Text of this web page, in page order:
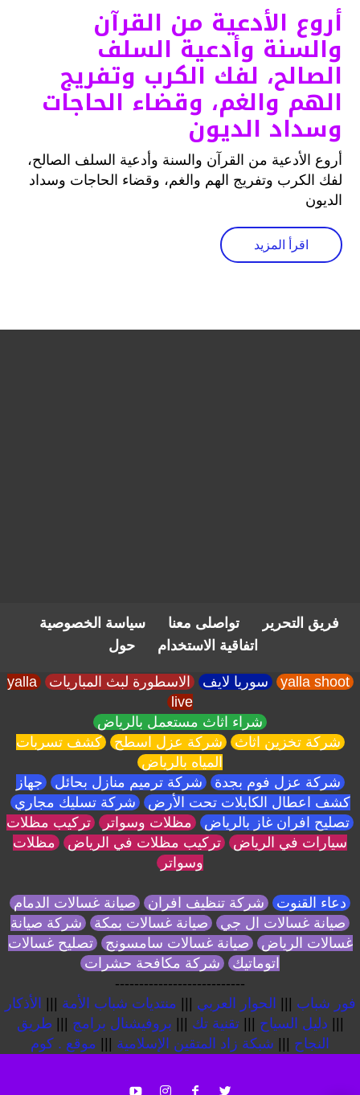
أروع الأدعية من القرآن
والسنة وأدعية السلف
الصالح، لفك الكرب وتفريج
الهم والغم، وقضاء الحاجات
وسداد الديون
أروع الأدعية من القرآن والسنة وأدعية السلف الصالح،
لفك الكرب وتفريج الهم والغم، وقضاء الحاجات وسداد
الديون
اقرأ المزيد
فريق التحرير تواصلى معنا
سياسة الخصوصية
اتفاقية الاستخدام
حول
yalla shoot سوريا لايف الاسطورة لبث المباريات yalla
live
شراء اثاث مستعمل بالرياض
شركة تخزين اثاث شركة عزل اسطح كشف تسربات
المياه بالرياض
شركة عزل فوم بجدة شركة ترميم منازل بحائل جهاز
كشف اعطال الكابلات تحت الأرض شركة تسليك مجاري
تصليح افران غاز بالرياض مظلات وسواتر تركيب مظلات
سيارات في الرياض تركيب مظلات في الرياض مظلات
وسواتر
دعاء القنوت شركة تنظيف افران صيانة غسالات الدمام
صيانة غسالات ال جي صيانة غسالات بمكة شركة صيانة
غسالات الرياض صيانة غسالات سامسونج تصليح غسالات
اتوماتيك شركة مكافحة حشرات
---------------------------
فور شباب ||| الحوار العربي ||| منتديات شباب الأمة ||| الأذكار
||| دليل السياح |||تقنية تك ||| بروفيشنال برامج ||| طريق
النجاح ||| شبكة زاد المتقين الإسلامية ||| موقع . كوم